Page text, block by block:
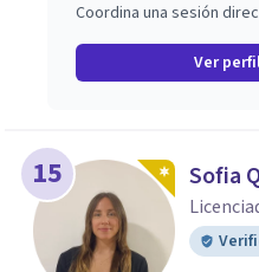
Coordina una sesión
Ver
15 Sofia